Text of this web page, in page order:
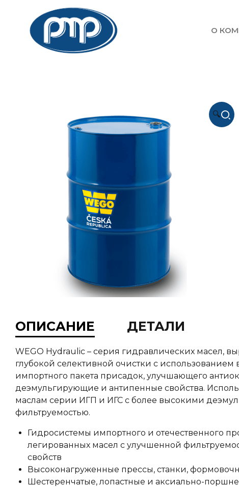
О
🔍
ОПИСАНИЕ ДЕТАЛИ
WEGO Hydraulic – серия гидравлических масел,
глубокой селективной очистки с
импортного пакета присадок, улучшающего
деэмульгирующие и антипенные свойства.
маслам серии ИГП и ИГС с более высокими
фильтруемостью.
Гидросистемы импортного и отечественного
легированных масел с улучшенной
свойств
Высоконагруженные прессы, станки,
Шестеренчатые, лопастные и аксиально-